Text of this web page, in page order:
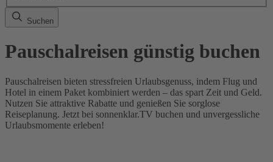
Suchen
Pauschalreisen günstig buchen
Pauschalreisen bieten stressfreien Urlaubsgenuss, indem Flug und
Hotel in einem Paket kombiniert werden – das spart Zeit und Geld.
Nutzen Sie attraktive Rabatte und genießen Sie sorglose
Reiseplanung. Jetzt bei sonnenklar.TV buchen und unvergessliche
Urlaubsmomente erleben!